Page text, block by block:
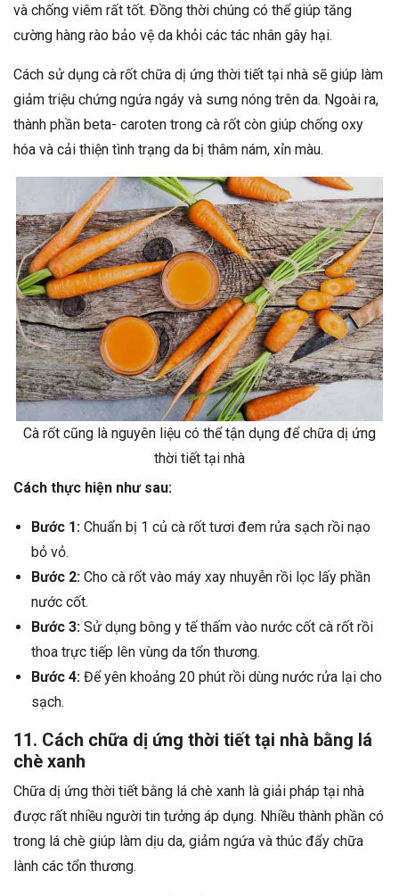
và chống viêm rất tốt. Đồng thời chúng có thể giúp tăng
cường hàng rào bảo vệ da khỏi các tác nhân gây hại.
Cách sử dụng cà rốt chữa dị ứng thời tiết tại nhà sẽ giúp làm
giảm triệu chứng ngứa ngáy và sưng nóng trên da. Ngoài ra,
thành phần beta- caroten trong cà rốt còn giúp chống oxy
hóa và cải thiện tình trạng da bị thâm nám, xỉn màu.
Cà rốt cũng là nguyên liệu có thể tận dụng để chữa dị ứng
thời tiết tại nhà
Cách thực hiện như sau:
Bước 1: Chuẩn bị 1 củ cà rốt tươi đem rửa sạch rồi nạo
bỏ vỏ.
Bước 2: Cho cà rốt vào máy xay nhuyễn rồi lọc lấy phần
nước cốt.
Bước 3: Sử dụng bông y tế thấm vào nước cốt cà rốt rồi
thoa trực tiếp lên vùng da tổn thương.
Bước 4: Để yên khoảng 20 phút rồi dùng nước rửa lại cho
sạch.
11. Cách chữa dị ứng thời tiết tại nhà bằng lá
chè xanh
Chữa dị ứng thời tiết bằng lá chè xanh là giải pháp tại nhà
được rất nhiều người tin tưởng áp dụng. Nhiều thành phần có
trong lá chè giúp làm dịu da, giảm ngứa và thúc đẩy chữa
lành các tổn thương.